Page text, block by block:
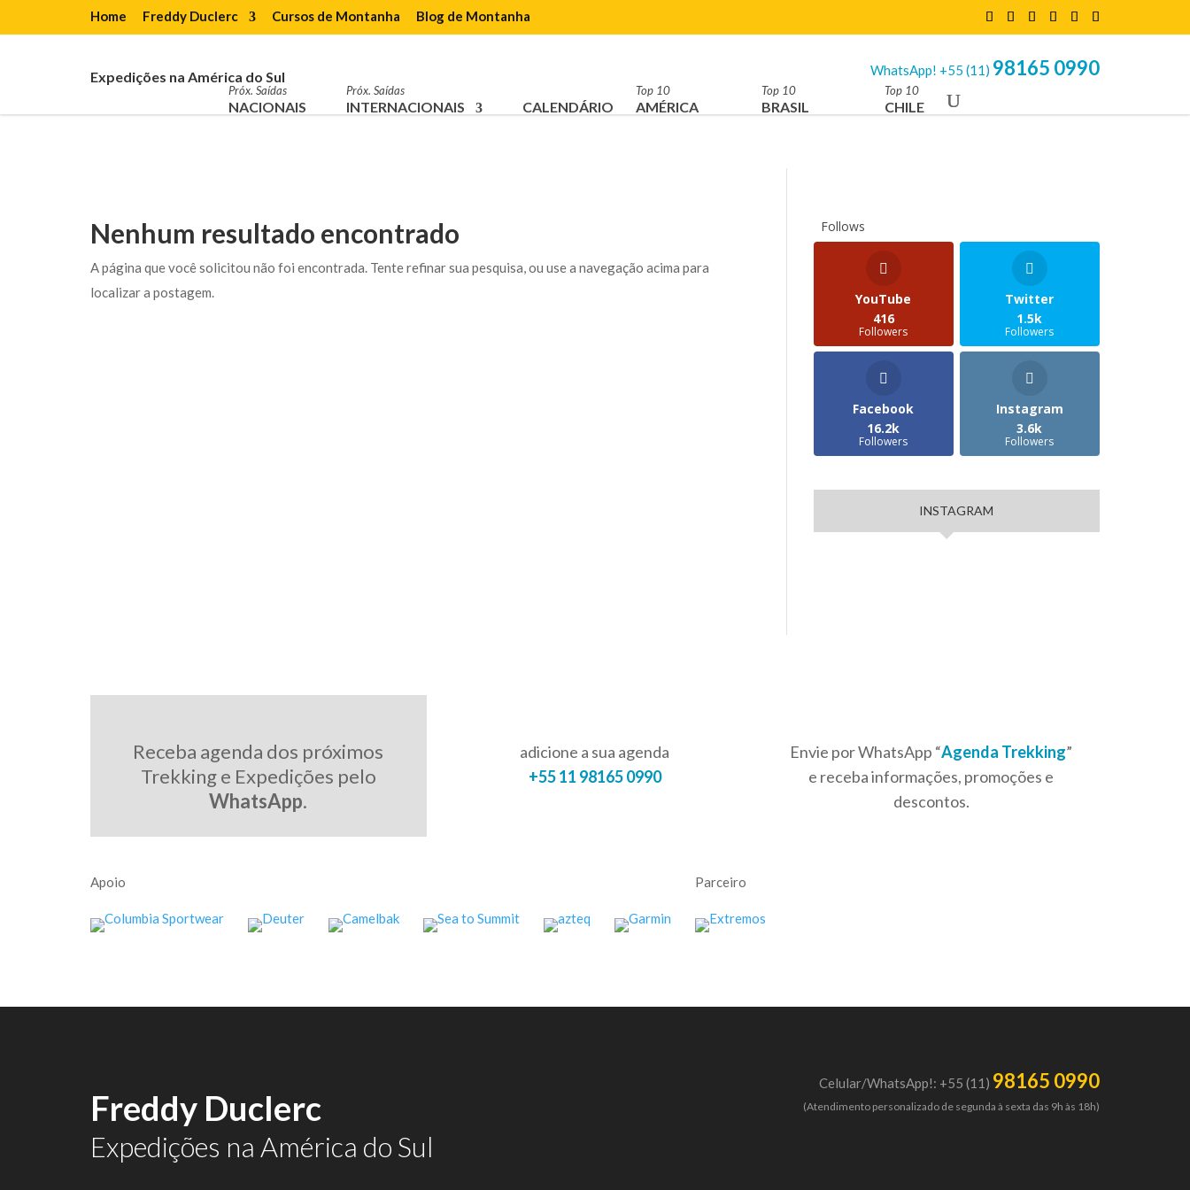
Home Freddy Duclerc Cursos de Montanha Blog de Montanha
Expedições na América do Sul WhatsApp! +55 (11) 98165 0990
Próx. Saídas
NACIONAIS
Próx. Saídas
INTERNACIONAIS CALENDÁRIO
Top 10
AMÉRICA
Top 10
BRASIL
Top 10
CHILE
Nenhum resultado encontrado
A página que você solicitou não foi encontrada. Tente refinar sua pesquisa, ou use a navegação acima para
localizar a postagem.
Follows
YouTube
416
Followers
Twitter
1.5k
Followers
Facebook
16.2k
Followers
Instagram
3.6k
Followers
INSTAGRAM
Receba agenda dos próximos
Trekking e Expedições pelo
WhatsApp.
adicione a sua agenda
+55 11 98165 0990
Envie por WhatsApp “Agenda Trekking”
e receba informações, promoções e
descontos.
Apoio Parceiro
Freddy Duclerc
Expedições na América do Sul
Celular/WhatsApp!: +55 (11) 98165 0990
(Atendimento personalizado de segunda à sexta das 9h às 18h)